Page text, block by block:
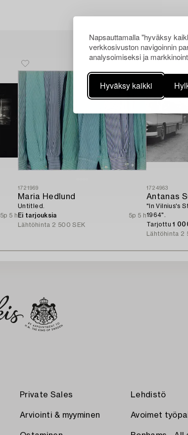
Napsauttamalla "hyväksy
verkkosivuston navigoinnin
analysoimiseksi ja
Hyväksy kaikki
5p 5 h
1721969
Maria Hedlund
Untitled.
Ei tarjouksia
5p 5 h
Lähtöhinta 2 500 SEK
1724963
Antanas
"In Vilnius's
1964".
Tarjottu1
Lähtöhinta 2
Private Sales
Arviointi & myyminen
Lehdistö
Avoimet